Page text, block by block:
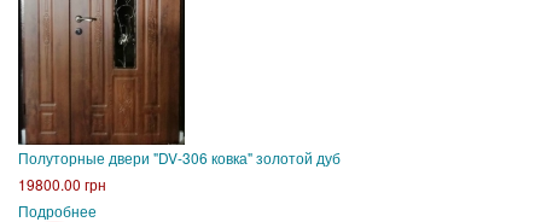
Полуторные двери "DV-306 ковка" золотой дуб
19800.00 грн
Подробнее